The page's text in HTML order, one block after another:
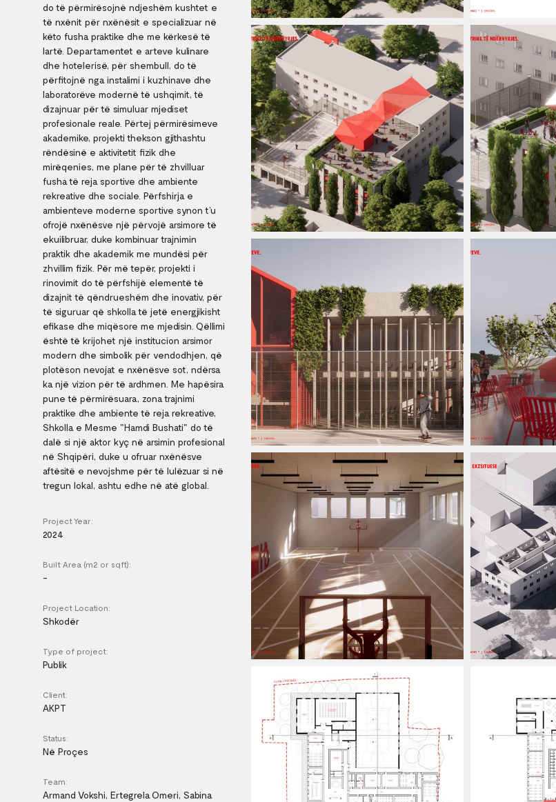
do të përmirësojnë ndjeshëm kushtet e
të nxënit për nxënësit e specializuar në
këto fusha praktike dhe me kërkesë të
lartë. Departamentet e arteve kulinare
dhe hotelerisë, për shembull, do të
përfitojnë nga instalimi i kuzhinave dhe
laboratorëve modernë të ushqimit, të
dizajnuar për të simuluar mjediset
profesionale reale. Përtej përmirësimeve
akademike, projekti thekson gjithashtu
rëndësinë e aktivitetit fizik dhe
mirëqenies, me plane për të zhvilluar
fusha të reja sportive dhe ambiente
rekreative dhe sociale. Përfshirja e
ambienteve moderne sportive synon t’u
ofrojë nxënësve një përvojë arsimore të
ekuilibruar, duke kombinuar trajnimin
praktik dhe akademik me mundësi për
zhvillim fizik. Për më tepër, projekti i
rinovimit do të përfshijë elementë të
dizajnit të qëndrueshëm dhe inovativ, për
të siguruar që shkolla të jetë energjikisht
efikase dhe miqësore me mjedisin. Qëllimi
është të krijohet një institucion arsimor
modern dhe simbolik për vendodhjen, që
plotëson nevojat e nxënësve sot, ndërsa
ka një vizion për të ardhmen. Me hapësira
pune të përmirësuara, zona trajnimi
praktike dhe ambiente të reja rekreative,
Shkolla e Mesme "Hamdi Bushati" do të
dalë si një aktor kyç në arsimin profesional
në Shqipëri, duke u ofruar nxënësve
aftësitë e nevojshme për të lulëzuar si në
tregun lokal, ashtu edhe në atë global.
Project Year:
2024
Built Area (m2 or sqft):
-
Project Location:
Shkodër
Type of project:
Publik
Client:
AKPT
Status:
Në Proçes
Team:
Armand Vokshi, Ertegrela Omeri, Sabina